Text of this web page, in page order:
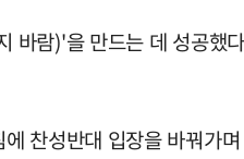
바람)'을 만드는 데 성공했
찬성반대 입장을 바꿔가